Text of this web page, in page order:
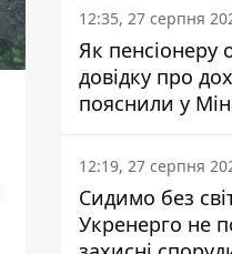
12:35, 27 серпня
Як пенсіонеру
довідку про
12:19, 27 серпня
Сидимо без
Укренерго не